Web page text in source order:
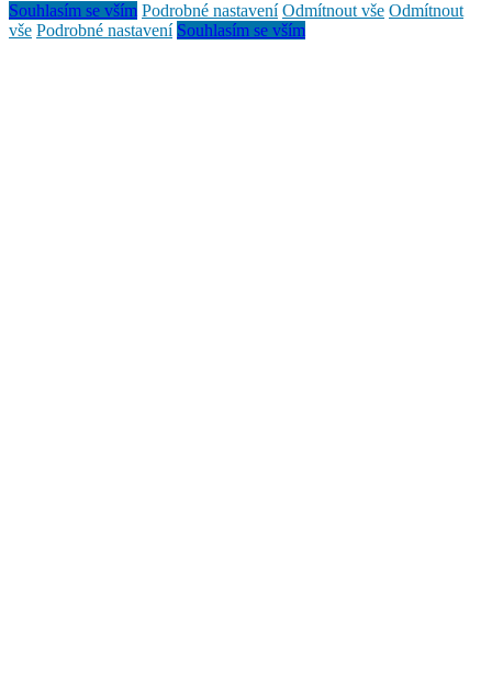
Souhlasím se vším Podrobné nastavení Odmítnout vše Odmítnout
vše Podrobné nastavení Souhlasím se vším